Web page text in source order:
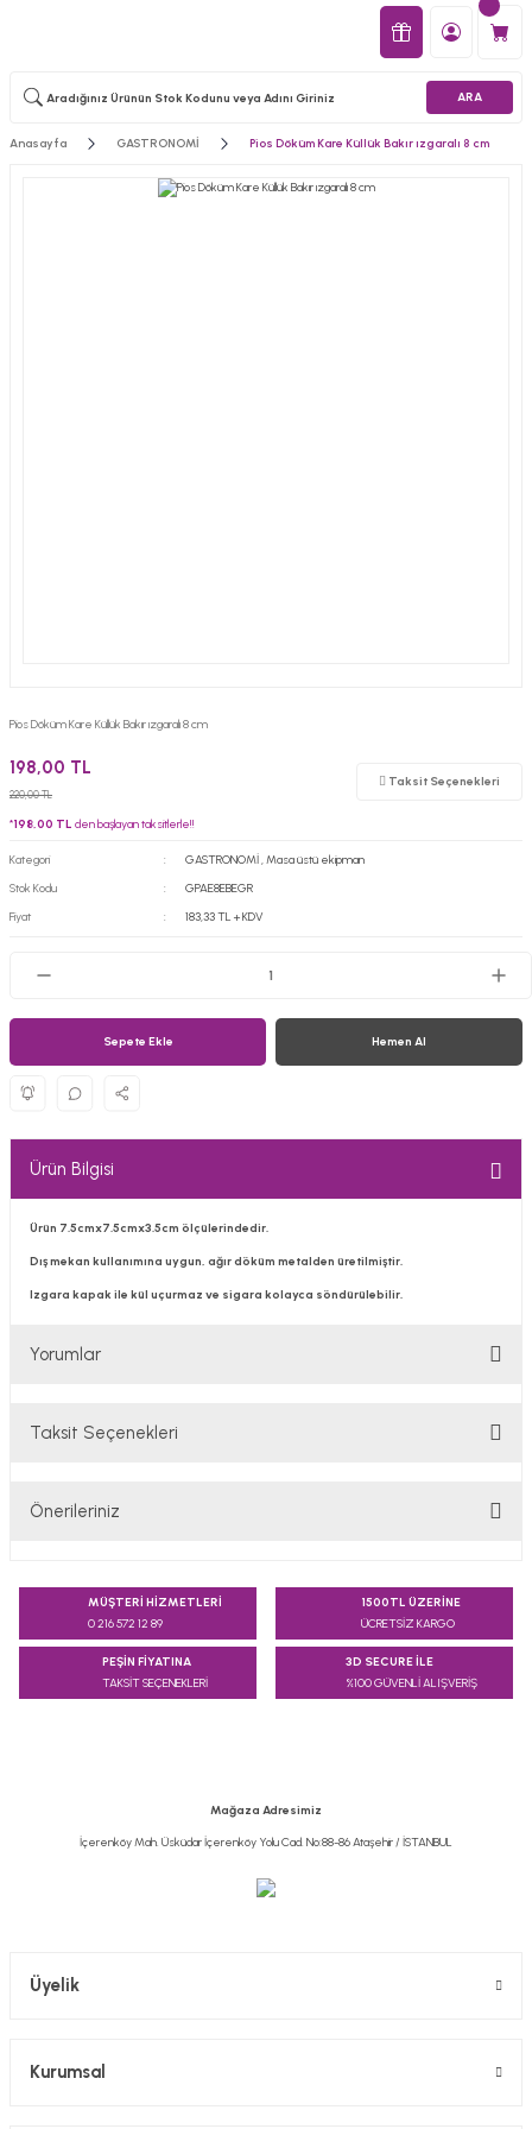
ARA
Anasayfa GASTRONOMİ Pios Döküm Kare Küllük Bakır ızgaralı 8 cm
Pios Döküm Kare Küllük Bakır ızgaralı 8 cm
198,00 TL
220,00 TL
Taksit Seçenekleri
*198,00 TL den başlayan taksitlerle!!
Kategori GASTRONOMİ,Masa üstü ekipman
Stok Kodu
GPAE8EBEGR
Fiyat
183,33 TL + KDV
Sepete Ekle Hemen Al
Ürün Bilgisi
Ürün 7.5cmx7.5cmx3.5cm ölçülerindedir.
Dış mekan kullanımına uygun, ağır döküm metalden üretilmiştir.
Izgara kapak ile kül uçurmaz ve sigara kolayca söndürülebilir.
Yorumlar
Taksit Seçenekleri
Önerileriniz
konularda yetersiz gördüğünüz noktaları öneri formunu
kullanarak tarafımıza iletebilirsiniz.
Ürün resmi kalitesiz, bozuk veya görüntülenemiyor.
MÜŞTERİ HİZMETLERİ
0 216 572 12 89
1500TL ÜZERİNE
ÜCRETSİZ KARGO
PEŞİN FİYATINA
TAKSİT SEÇENEKLERİ
3D SECURE İLE
%100 GÜVENLİ ALIŞVERİŞ
Mağaza Adresimiz
İçerenköy Mah. Üsküdar İçerenköy Yolu Cad. No:88-86 Ataşehir / İSTANBUL
Üyelik
Kurumsal